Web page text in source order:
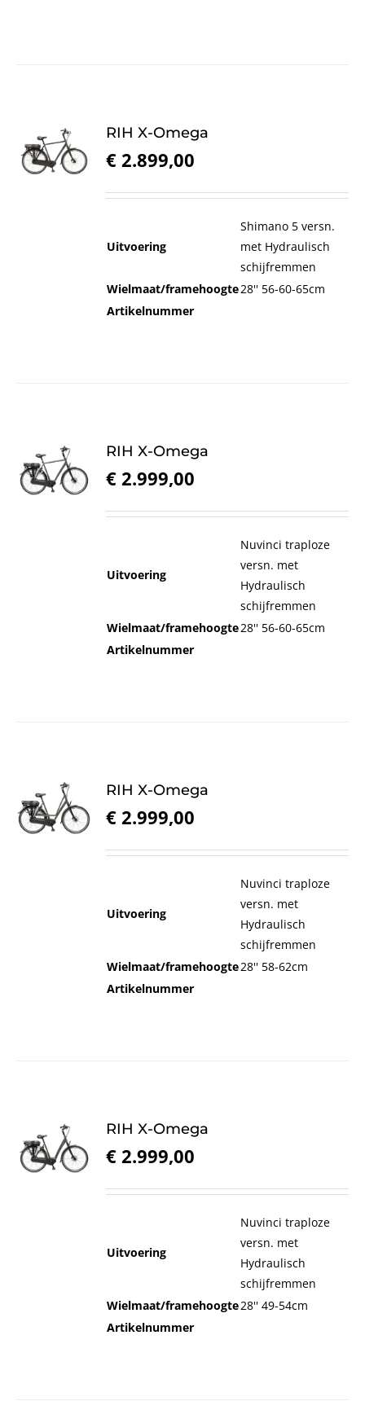
RIH X-Omega
€ 2.899,00
Uitvoering
Shimano 5 versn.
met Hydraulisch
schijfremmen
Wielmaat/framehoogte28'' 56-60-65cm
Artikelnummer
RIH X-Omega
€ 2.999,00
Uitvoering
Nuvinci traploze
versn. met
Hydraulisch
schijfremmen
Wielmaat/framehoogte28'' 56-60-65cm
Artikelnummer
RIH X-Omega
€ 2.999,00
Uitvoering
Nuvinci traploze
versn. met
Hydraulisch
schijfremmen
Wielmaat/framehoogte28'' 58-62cm
Artikelnummer
RIH X-Omega
€ 2.999,00
Uitvoering
Nuvinci traploze
versn. met
Hydraulisch
schijfremmen
Wielmaat/framehoogte28'' 49-54cm
Artikelnummer